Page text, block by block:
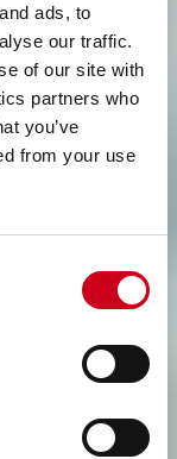
ads, to
our traffic.
of our site with
partners who
you’ve
from your use
für